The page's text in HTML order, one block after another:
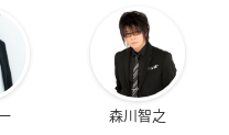
森川智之